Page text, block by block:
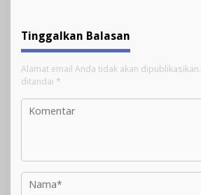
Tinggalkan Balasan
Alamat email Anda tidak akan dipublikasikan.
ditandai *